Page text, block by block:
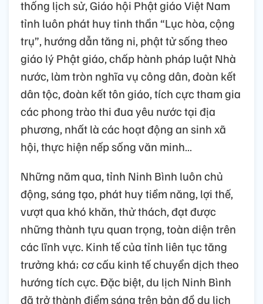
thống lịch sử, Giáo hội Phật giáo Việt Nam
tỉnh luôn phát huy tinh thần “Lục hòa, cộng
trụ”, hướng dẫn tăng ni, phật tử sống theo
giáo lý Phật giáo, chấp hành pháp luật Nhà
nước, làm tròn nghĩa vụ công dân, đoàn kết
dân tộc, đoàn kết tôn giáo, tích cực tham gia
các phong trào thi đua yêu nước tại địa
phương, nhất là các hoạt động an sinh xã
hội, thực hiện nếp sống văn minh…
Những năm qua, tỉnh Ninh Bình luôn chủ
động, sáng tạo, phát huy tiềm năng, lợi thế,
vượt qua khó khăn, thử thách, đạt được
những thành tựu quan trọng, toàn diện trên
các lĩnh vực. Kinh tế của tỉnh liên tục tăng
trưởng khá; cơ cấu kinh tế chuyển dịch theo
hướng tích cực. Đặc biệt, du lịch Ninh Bình
đã trở thành điểm sáng trên bản đồ du lịch